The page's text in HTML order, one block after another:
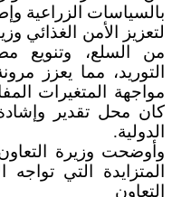
بالسياسات الزراعية
لتعزيز الأمن الغذائي
من السلع، وتنويع
التوريد، مما يعزز
مواجهة المتغيرات
كان محل تقدير
الدولية.
وأوضحت وزيرة
المتزايدة التي
التعاون